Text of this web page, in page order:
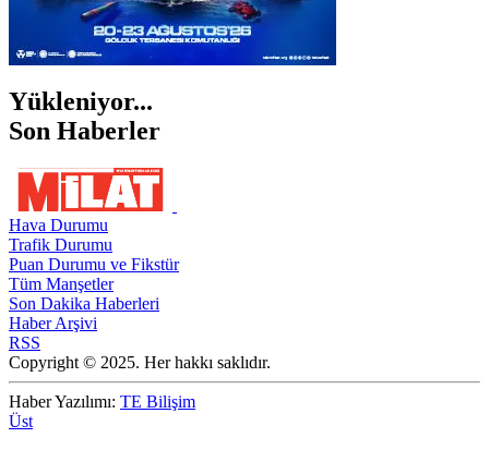
Yükleniyor...
Son Haberler
Hava Durumu
Trafik Durumu
Puan Durumu ve Fikstür
Tüm Manşetler
Son Dakika Haberleri
Haber Arşivi
RSS
Copyright © 2025. Her hakkı saklıdır.
Haber Yazılımı: TE Bilişim
Üst